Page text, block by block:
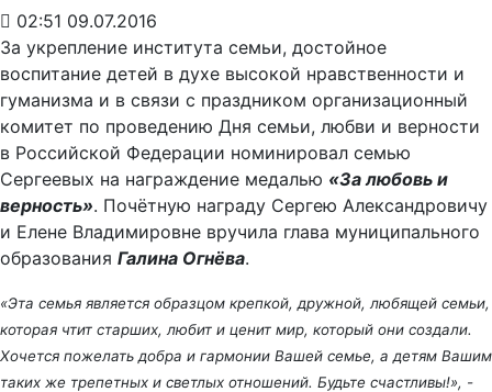
02:51 09.07.2016
За укрепление института семьи, достойное
воспитание детей в духе высокой нравственности и
гуманизма и в связи с праздником организационный
комитет по проведению Дня семьи, любви и верности
в Российской Федерации номинировал семью
Сергеевых на награждение медалью «За любовь и
верность». Почётную награду Сергею Александровичу
и Елене Владимировне вручила глава муниципального
образования Галина Огнёва.
«Эта семья является образцом крепкой, дружной, любящей семьи,
которая чтит старших, любит и ценит мир, который они создали.
Хочется пожелать добра и гармонии Вашей семье, а детям Вашим
таких же трепетных и светлых отношений. Будьте счастливы!», -